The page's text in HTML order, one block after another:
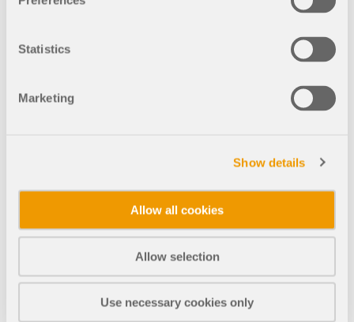
Statistics
Marketing
Show details
Allow all cookies
Allow selection
Use necessary cookies only
de armadura" com
Para os tipos de barra
'Tendon' e 'Varão de
armadura', além do modelo
de material 'Isotrópico |
Linearmente elástico',
também estão disponíveis
modelos de material não
lineares, como 'Isotrópico |
Plástico (Barras)'.